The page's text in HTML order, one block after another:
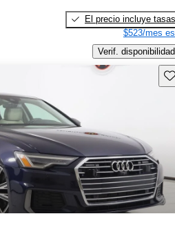
El precio incluye tasas
$523/mes
Verif. disponibilidad